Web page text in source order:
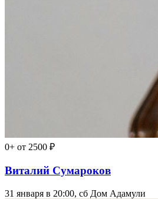
0+ от 2500 ₽
Виталий Сумароков
31 января в 20:00, сб Дом Адамули